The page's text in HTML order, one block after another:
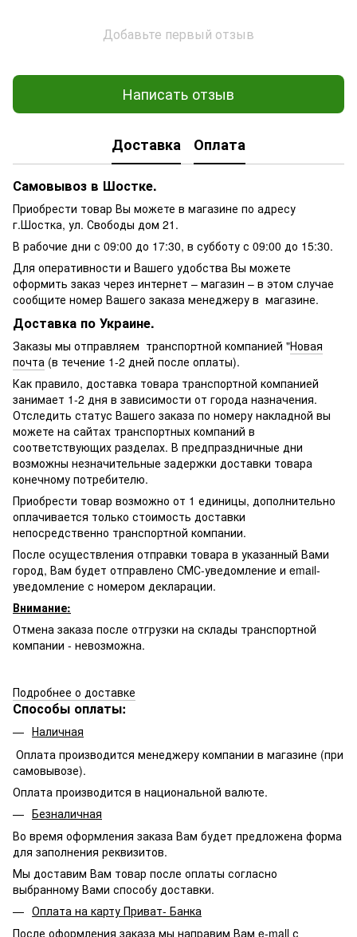
Добавьте первый отзыв
Написать отзыв
Доставка Оплата
Самовывоз в Шостке.
Приобрести товар Вы можете в магазине по адресу
г.Шостка, ул. Свободы дом 21.
В рабочие дни с 09:00 до 17:30, в субботу с 09:00 до 15:30.
Для оперативности и Вашего удобства Вы можете
оформить заказ через интернет – магазин – в этом случае
сообщите номер Вашего заказа менеджеру в магазине.
Доставка по Украине.
Заказы мы отправляем транспортной компанией "Новая
почта (в течение 1-2 дней после оплаты).
Как правило, доставка товара транспортной компанией
занимает 1-2 дня в зависимости от города назначения.
Отследить статус Вашего заказа по номеру накладной вы
можете на сайтах транспортных компаний в
соответствующих разделах. В предпраздничные дни
возможны незначительные задержки доставки товара
конечному потребителю.
Приобрести товар возможно от 1 единицы, дополнительно
оплачивается только стоимость доставки
непосредственно транспортной компании.
После осуществления отправки товара в указанный Вами
город, Вам будет отправлено СМС-уведомление и email-
уведомление с номером декларации.
Внимание:
Отмена заказа после отгрузки на склады транспортной
компании - невозможна.
Подробнее о доставке
Способы оплаты:
Наличная
Оплата производится менеджеру компании в магазине (при
самовывозе).
Оплата производится в национальной валюте.
Безналичная
Во время оформления заказа Вам будет предложена форма
для заполнения реквизитов.
Мы доставим Вам товар после оплаты согласно
выбранному Вами способу доставки.
Оплата на карту Приват- Банка
После оформления заказа мы направим Вам e-mall с